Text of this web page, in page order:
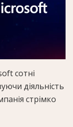
сотні
діяльність
стрімко